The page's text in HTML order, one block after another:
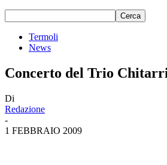
Termoli
News
Concerto del Trio
Di
Redazione
-
1 FEBBRAIO 2009